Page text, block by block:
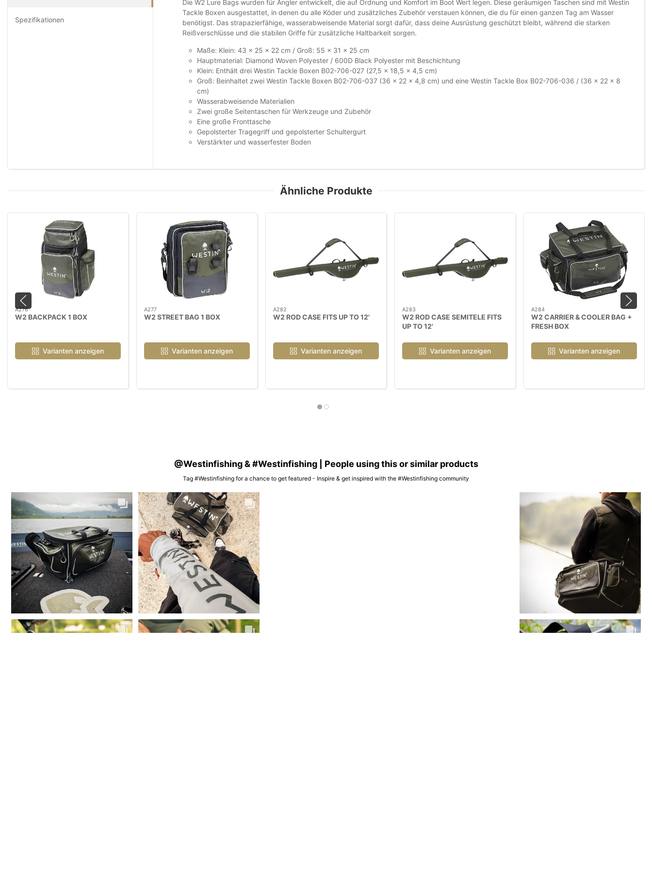
Spezifikationen
Die W2 Lure Bags wurden für Angler entwickelt, die auf Ordnung und Komfort im Boot Wert legen. Diese geräumigen Taschen sind mit Westin
Tackle Boxen ausgestattet, in denen du alle Köder und zusätzliches Zubehör verstauen können, die du für einen ganzen Tag am Wasser
benötigst. Das strapazierfähige, wasserabweisende Material sorgt dafür, dass deine Ausrüstung geschützt bleibt, während die starken
Reißverschlüsse und die stabilen Griffe für zusätzliche Haltbarkeit sorgen.
Maße: Klein: 43 x 25 x 22 cm / Groß: 55 x 31 x 25 cm
Hauptmaterial: Diamond Woven Polyester / 600D Black Polyester mit Beschichtung
Klein: Enthält drei Westin Tackle Boxen B02-706-027 (27,5 x 18,5 x 4,5 cm)
Groß: Beinhaltet zwei Westin Tackle Boxen B02-706-037 (36 x 22 x 4,8 cm) und eine Westin Tackle Box B02-706-036 / (36 x 22 x 8
cm)
Wasserabweisende Materialien
Zwei große Seitentaschen für Werkzeuge und Zubehör
Eine große Fronttasche
Gepolsterter Tragegriff und gepolsterter Schultergurt
Verstärkter und wasserfester Boden
Ähnliche Produkte
A276
W2 BACKPACK 1 BOX
Varianten anzeigen
A277
W2 STREET BAG 1 BOX
Varianten anzeigen
A282
W2 ROD CASE FITS UP TO 12'
Varianten anzeigen
A283
W2 ROD CASE SEMITELE FITS
UP TO 12'
Varianten anzeigen
A284
W2 CARRIER & COOLER BAG +
FRESH BOX
Varianten anzeigen
@Westinfishing & #Westinfishing | People using this or similar products
Tag #Westinfishing for a chance to get featured - Inspire & get inspired with the #Westinfishing community